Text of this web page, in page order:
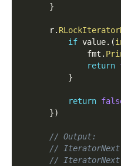
}
      r
.
if value. (
              fmt
.
return
}
return
})
// Output:
// IteratorNext
// IteratorNext